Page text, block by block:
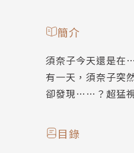
簡介
須奈子今天還是在
有一天，須奈子突
卻發現……？超猛
目錄